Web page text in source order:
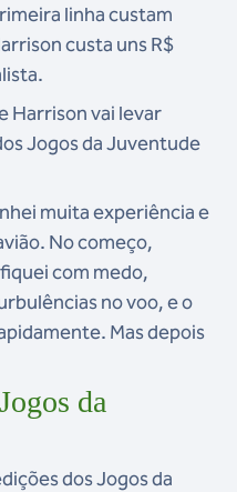
linha custam
custa uns R$
Harrison vai levar
Jogos da Juventude
muita experiência e
No começo,
com medo,
no voo, e o
Mas depois
da
dos Jogos da